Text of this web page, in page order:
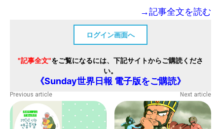
→記事全文を読む
ログイン画面へ
"記事全文"をご覧になるには、下記サイトからご購読くださ
い。
《Sunday世界日報 電子版をご購読》
Previous article Next article